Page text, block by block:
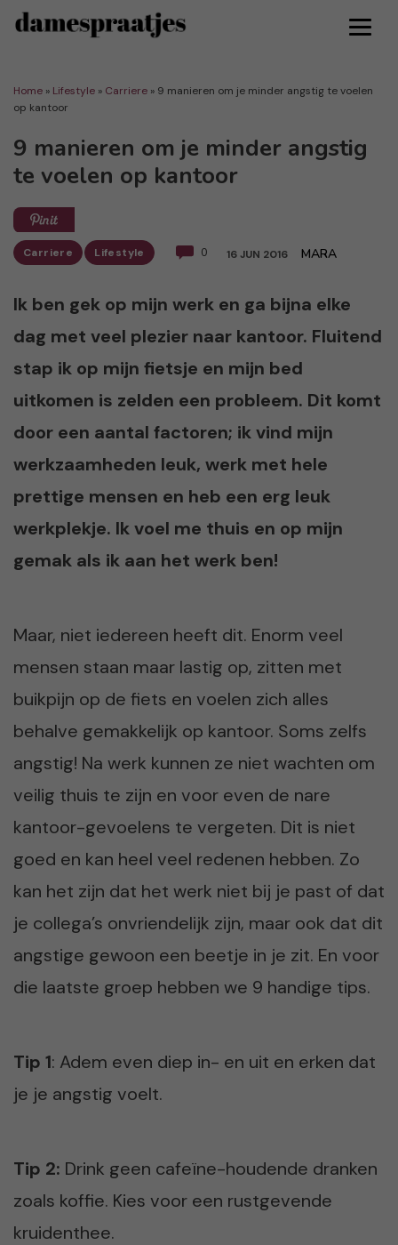
Home » Lifestyle » Carriere » 9 manieren om je minder angstig te voelen
op kantoor
9 manieren om je minder angstig
te voelen op kantoor
Carriere Lifestyle 0 16 JUN 2016 MARA
Ik ben gek op mijn werk en ga bijna elke
dag met veel plezier naar kantoor. Fluitend
stap ik op mijn fietsje en mijn bed
uitkomen is zelden een probleem. Dit komt
door een aantal factoren; ik vind mijn
werkzaamheden leuk, werk met hele
prettige mensen en heb een erg leuk
werkplekje. Ik voel me thuis en op mijn
gemak als ik aan het werk ben!
Maar, niet iedereen heeft dit. Enorm veel
mensen staan maar lastig op, zitten met
buikpijn op de fiets en voelen zich alles
behalve gemakkelijk op kantoor. Soms zelfs
angstig! Na werk kunnen ze niet wachten om
veilig thuis te zijn en voor even de nare
kantoor-gevoelens te vergeten. Dit is niet
goed en kan heel veel redenen hebben. Zo
kan het zijn dat het werk niet bij je past of dat
je collega’s onvriendelijk zijn, maar ook dat dit
angstige gewoon een beetje in je zit. En voor
die laatste groep hebben we 9 handige tips.
Tip 1: Adem even diep in- en uit en erken dat
je je angstig voelt.
Tip 2: Drink geen cafeïne-houdende dranken
zoals koffie. Kies voor een rustgevende
kruidenthee.